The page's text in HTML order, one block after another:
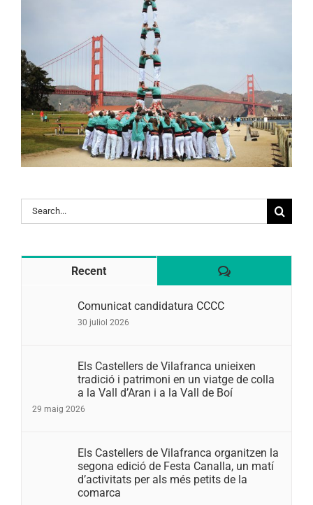
Search
for:
Recent Comentaris
Comunicat candidatura CCCC
30 juliol 2026
Els Castellers de Vilafranca unieixen
tradició i patrimoni en un viatge de colla
a la Vall d’Aran i a la Vall de Boí
29 maig 2026
Els Castellers de Vilafranca organitzen la
segona edició de Festa Canalla, un matí
d’activitats per als més petits de la
comarca